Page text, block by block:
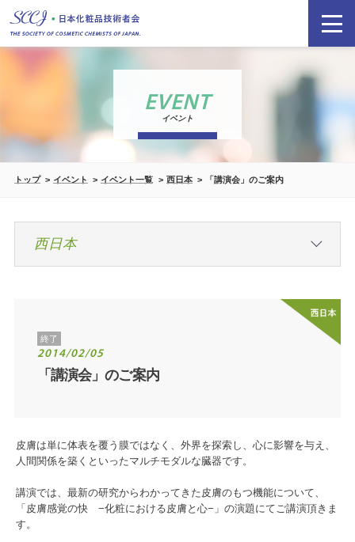
EVENT
イベント
トップ イベント イベント一覧 西日本 「講演会」のご案内
終了
2014/02/05
「講演会」のご案内
皮膚は単に体表を覆う膜ではなく、外界を探索し、心に影響を与え、
人間関係を築くといったマルチモダルな臓器です。
講演では、最新の研究からわかってきた皮膚のもつ機能について、
「皮膚感覚の快 −化粧における皮膚と心−」の演題にてご講演頂きま
す。